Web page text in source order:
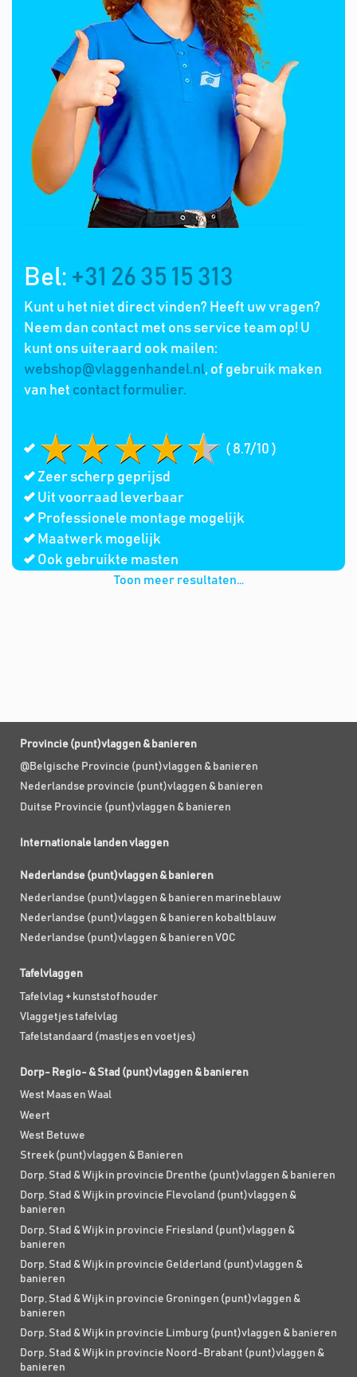
Bel: +31 26 35 15 313
Kunt u het niet direct vinden? Heeft uw vragen?
Neem dan contact met ons service team op! U
kunt ons uiteraard ook mailen:
webshop@vlaggenhandel.nl, of gebruik maken
van het contact formulier.
( 8.7/10 )
Zeer scherp geprijsd
Uit voorraad leverbaar
Professionele montage mogelijk
Maatwerk mogelijk
Ook gebruikte masten
Toon meer resultaten…
Provincie (punt)vlaggen & banieren
@Belgische Provincie (punt)vlaggen & banieren
Nederlandse provincie (punt)vlaggen & banieren
Duitse Provincie (punt)vlaggen & banieren
Internationale landen vlaggen
Nederlandse (punt)vlaggen & banieren
Nederlandse (punt)vlaggen & banieren marineblauw
Nederlandse (punt)vlaggen & banieren kobaltblauw
Nederlandse (punt)vlaggen & banieren VOC
Tafelvlaggen
Tafelvlag + kunststof houder
Vlaggetjes tafelvlag
Tafelstandaard (mastjes en voetjes)
Dorp- Regio- & Stad (punt)vlaggen & banieren
West Maas en Waal
Weert
West Betuwe
Streek (punt)vlaggen & Banieren
Dorp, Stad & Wijk in provincie Drenthe (punt)vlaggen & banieren
Dorp, Stad & Wijk in provincie Flevoland (punt)vlaggen &
banieren
Dorp, Stad & Wijk in provincie Friesland (punt)vlaggen &
banieren
Dorp, Stad & Wijk in provincie Gelderland (punt)vlaggen &
banieren
Dorp, Stad & Wijk in provincie Groningen (punt)vlaggen &
banieren
Dorp, Stad & Wijk in provincie Limburg (punt)vlaggen & banieren
Dorp, Stad & Wijk in provincie Noord-Brabant (punt)vlaggen &
banieren